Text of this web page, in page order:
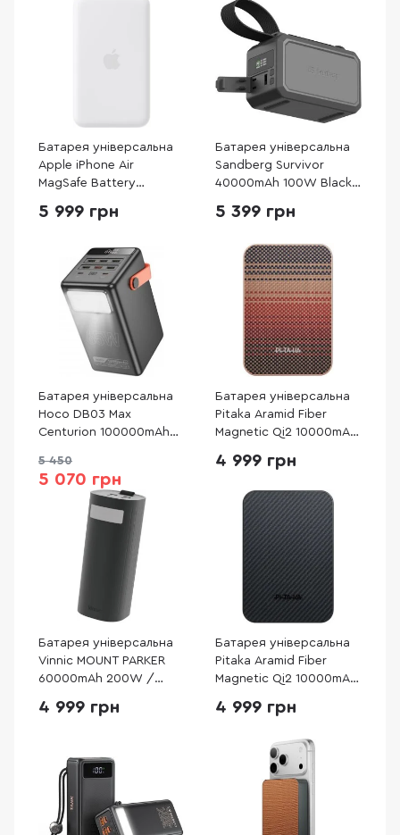
Батарея універсальна
Apple iPhone Air
MagSafe Battery
5 999 грн
Батарея універсальна
Sandberg Survivor
40000mAh 100W Black
5 399 грн
Батарея універсальна
Hoco DB03 Max
Centurion 100000mAh
(6942007635981)
5 450
5 070 грн
Батарея універсальна
Pitaka Aramid Fiber
Magnetic Qi2 10000mAh
4 999 грн
Батарея універсальна
Vinnic MOUNT PARKER
60000mAh 200W /
(VPPB-LF200WBK)
4 999 грн
Батарея універсальна
Pitaka Aramid Fiber
Magnetic Qi2 10000mAh
(PBQ2501)
4 999 грн